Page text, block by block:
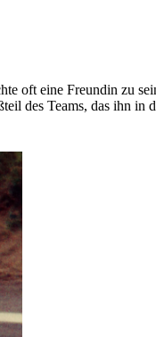
oft eine Freundin zu
des Teams, das ihn in